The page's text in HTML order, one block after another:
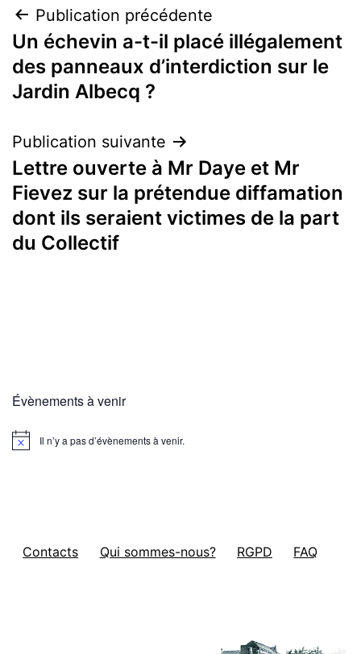
Navigation
de
l’article
Publication précédente
Un échevin a-t-il placé illégalement
des panneaux d’interdiction sur le
Jardin Albecq ?
Publication suivante
Lettre ouverte à Mr Daye et Mr
Fievez sur la prétendue diffamation
dont ils seraient victimes de la part
du Collectif
Évènements à venir
Notice Il n’y a pas d’évènements à venir.
Contacts Qui sommes-nous? RGPD FAQ